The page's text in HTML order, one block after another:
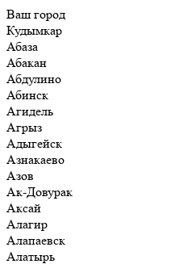
Ваш город
Кудымкар
Абаза
Абакан
Абдулино
Абинск
Агидель
Агрыз
Адыгейск
Азнакаево
Азов
Ак-Довурак
Аксай
Алагир
Алапаевск
Алатырь